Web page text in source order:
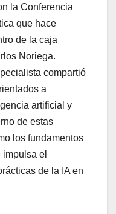
la Conferencia
que hace
de la caja
Noriega.
compartió
a
artificial y
de estas
los fundamentos
el
de la IA en